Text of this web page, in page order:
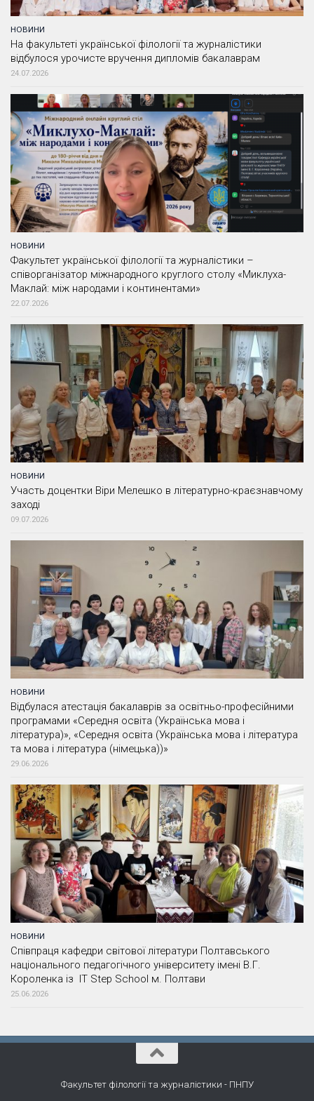
НОВИНИ
На факультеті української філології та журналістики
відбулося урочисте вручення дипломів бакалаврам
24.07.2026
НОВИНИ
Факультет української філології та журналістики –
співорганізатор міжнародного круглого столу «Миклуха-
Маклай: між народами і континентами»
22.07.2026
НОВИНИ
Участь доцентки Віри Мелешко в літературно-краєзнавчому
заході
09.07.2026
НОВИНИ
Відбулася атестація бакалаврів за освітньо-професійними
програмами «Середня освіта (Українська мова і
література)», «Середня освіта (Українська мова і література
та мова і література (німецька))»
29.06.2026
НОВИНИ
Співпраця кафедри світової літератури Полтавського
національного педагогічного університету імені В.Г.
Короленка із IT Step School м. Полтави
25.06.2026
Факультет філології та журналістики - ПНПУ